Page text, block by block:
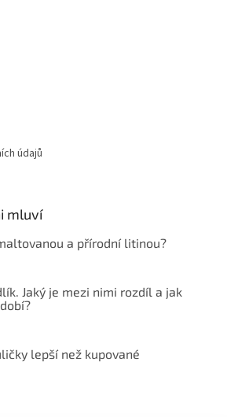
údajů
mluví
a přírodní litinou?
Jaký je mezi nimi rozdíl a jak
lepší než kupované